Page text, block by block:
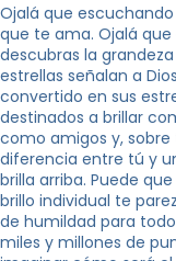
Ojalá que
que te ama. Ojalá
descubras la
estrellas señalan a
convertido en sus
destinados a brillar
como amigos y,
diferencia entre tú y
brilla arriba. Puede
brillo individual te
de humildad para
miles y millones de